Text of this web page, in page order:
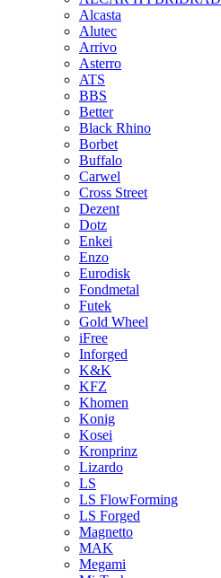
Alcasta
Alutec
Arrivo
Asterro
ATS
BBS
Better
Black Rhino
Borbet
Buffalo
Carwel
Cross Street
Dezent
Dotz
Enkei
Enzo
Eurodisk
Fondmetal
Futek
Gold Wheel
iFree
Inforged
K&K
KFZ
Khomen
Konig
Kosei
Kronprinz
Lizardo
LS
LS FlowForming
LS Forged
Magnetto
MAK
Megami